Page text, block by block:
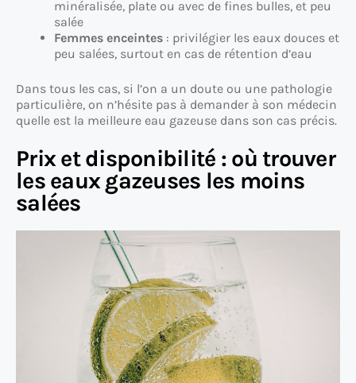
minéralisée, plate ou avec de fines bulles, et peu
salée
Femmes enceintes : privilégier les eaux douces et
peu salées, surtout en cas de rétention d’eau
Dans tous les cas, si l’on a un doute ou une pathologie
particulière, on n’hésite pas à demander à son médecin
quelle est la meilleure eau gazeuse dans son cas précis.
Prix et disponibilité : où trouver
les eaux gazeuses les moins
salées